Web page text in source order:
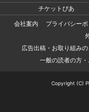
チケットぴあ
会社案内
プライバシー
広告出稿・お取り組み
一般の読者の方
Copyright (C)